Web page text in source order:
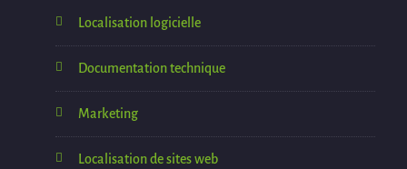
Localisation logicielle
Documentation technique
Marketing
Localisation de sites web